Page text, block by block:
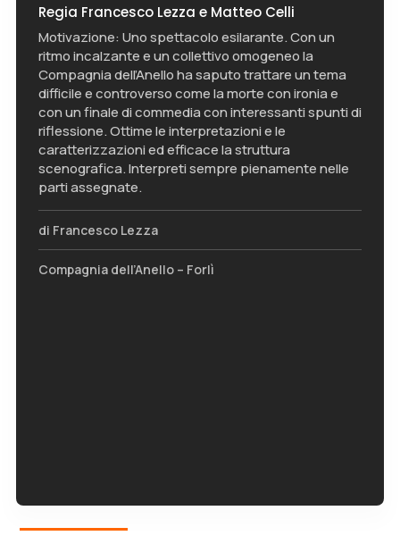
Regia Francesco Lezza e Matteo Celli
Motivazione: Uno spettacolo esilarante. Con un
ritmo incalzante e un collettivo omogeneo la
Compagnia dell’Anello ha saputo trattare un tema
difficile e controverso come la morte con ironia e
con un finale di commedia con interessanti spunti di
riflessione. Ottime le interpretazioni e le
caratterizzazioni ed efficace la struttura
scenografica. Interpreti sempre pienamente nelle
parti assegnate.
di Francesco Lezza
Compagnia dell’Anello – Forlì